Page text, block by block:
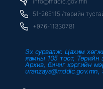
k
f
51-265115 /төрийн
+976-11330781
Эх сурвалж: Цахим
яамны 105 тоот, Төрийн
Архив, бичиг хэргийн
uranzaya@mddic.gov.mn,